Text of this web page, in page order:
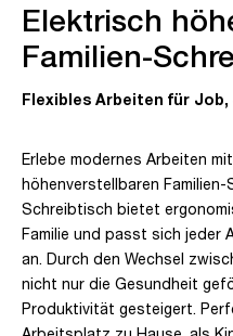
Elektrisch
Familien-
Flexibles Arbeiten für
Erlebe modernes Arbeiten
höhenverstellbaren
Schreibtisch bietet
Familie und passt sich jeder
an. Durch den Wechsel
nicht nur die Gesundheit
Produktivität gesteigert.